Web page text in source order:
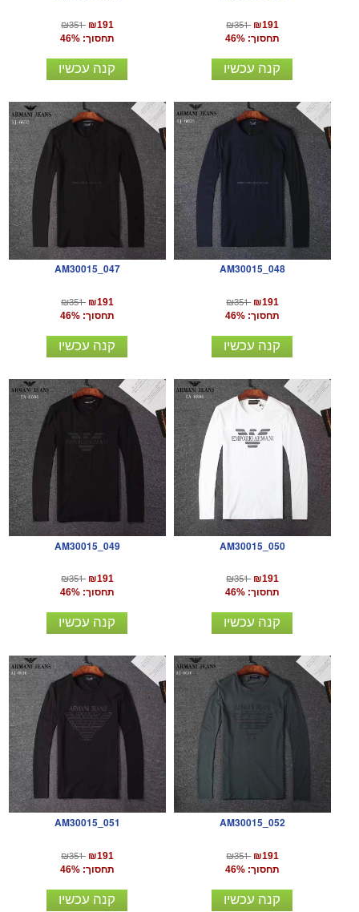
₪351 ₪191
תחסוך: 46%
קנה עכשיו
₪351 ₪191
תחסוך: 46%
קנה עכשיו
AM30015_047
₪351 ₪191
תחסוך: 46%
קנה עכשיו
AM30015_048
₪351 ₪191
תחסוך: 46%
קנה עכשיו
AM30015_049
₪351 ₪191
תחסוך: 46%
קנה עכשיו
AM30015_050
₪351 ₪191
תחסוך: 46%
קנה עכשיו
AM30015_051
₪351 ₪191
תחסוך: 46%
קנה עכשיו
AM30015_052
₪351 ₪191
תחסוך: 46%
קנה עכשיו